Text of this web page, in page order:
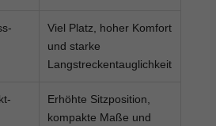
Viel Platz, hoher Komfort
und starke
Langstreckentauglichkeit
Erhöhte Sitzposition,
kompakte Maße und